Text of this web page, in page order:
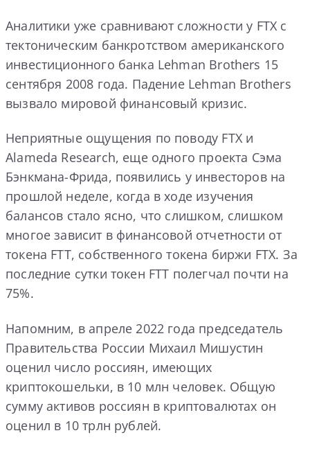
Аналитики уже сравнивают сложности у FTX с
тектоническим банкротством американского
инвестиционного банка Lehman Brothers 15
сентября 2008 года. Падение Lehman Brothers
вызвало мировой финансовый кризис.
Неприятные ощущения по поводу FTX и
Alameda Research, еще одного проекта Сэма
Бэнкмана-Фрида, появились у инвесторов на
прошлой неделе, когда в ходе изучения
балансов стало ясно, что слишком, слишком
многое зависит в финансовой отчетности от
токена FTT, собственного токена биржи FTX. За
последние сутки токен FTT полегчал почти на
75%.
Напомним, в апреле 2022 года председатель
Правительства России Михаил Мишустин
оценил число россиян, имеющих
криптокошельки, в 10 млн человек. Общую
сумму активов россиян в криптовалютах он
оценил в 10 трлн рублей.